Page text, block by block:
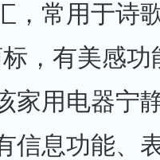
，常用于诗
，有美感功
家用电器宁
信息功能、